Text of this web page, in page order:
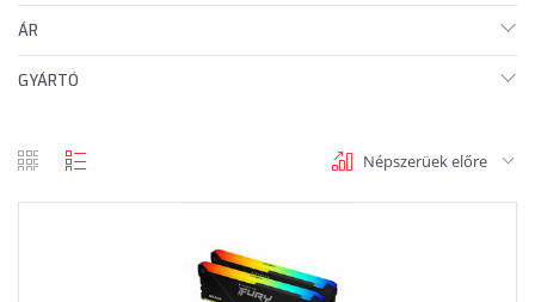
ÁR
GYÁRTÓ
Népszerüek előre